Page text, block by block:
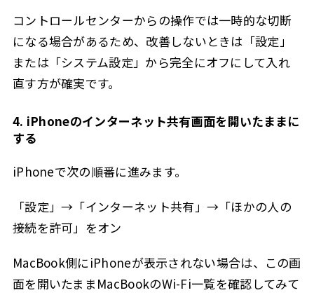
コントロールセンターからの操作では一時的な切断
になる場合があるため、改善しないときは「設定」
または「システム設定」から完全にオフにして入れ
直す方が確実です。
4. iPhoneのインターネット共有画面を開いたままに
する
iPhoneで次の順番に進みます。
「設定」→「インターネット共有」→「ほかの人の
接続を許可」をオン
MacBook側にiPhoneが表示されない場合は、この画
面を開いたままMacBookのWi-Fi一覧を確認してみて